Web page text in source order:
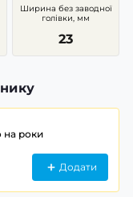
Ширина без заводної
голівки, мм
23
на роки
Додати